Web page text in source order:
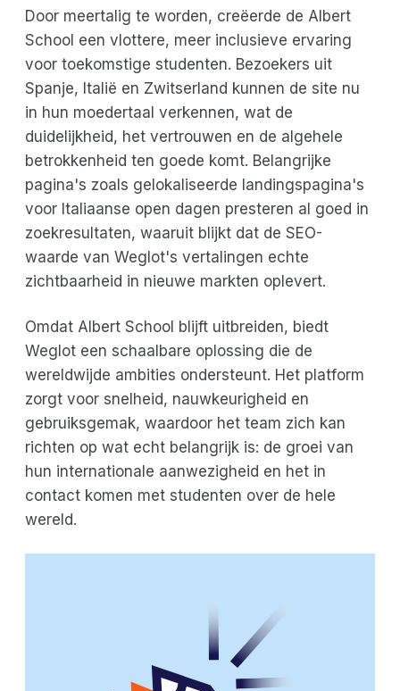
Door meertalig te worden, creëerde de Albert
School een vlottere, meer inclusieve ervaring
voor toekomstige studenten. Bezoekers uit
Spanje, Italië en Zwitserland kunnen de site nu
in hun moedertaal verkennen, wat de
duidelijkheid, het vertrouwen en de algehele
betrokkenheid ten goede komt. Belangrijke
pagina's zoals gelokaliseerde landingspagina's
voor Italiaanse open dagen presteren al goed in
zoekresultaten, waaruit blijkt dat de SEO-
waarde van Weglot's vertalingen echte
zichtbaarheid in nieuwe markten oplevert.
Omdat Albert School blijft uitbreiden, biedt
Weglot een schaalbare oplossing die de
wereldwijde ambities ondersteunt. Het platform
zorgt voor snelheid, nauwkeurigheid en
gebruiksgemak, waardoor het team zich kan
richten op wat echt belangrijk is: de groei van
hun internationale aanwezigheid en het in
contact komen met studenten over de hele
wereld.